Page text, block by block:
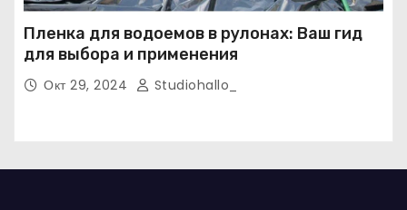
Пленка для водоемов в рулонах: Ваш гид
для выбора и применения
Окт 29, 2024 Studiohallo_